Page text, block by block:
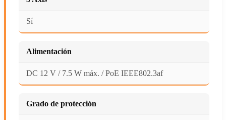
Sí
Alimentación
DC 12 V / 7.5 W máx. / PoE IEEE802.3af
Grado de protección